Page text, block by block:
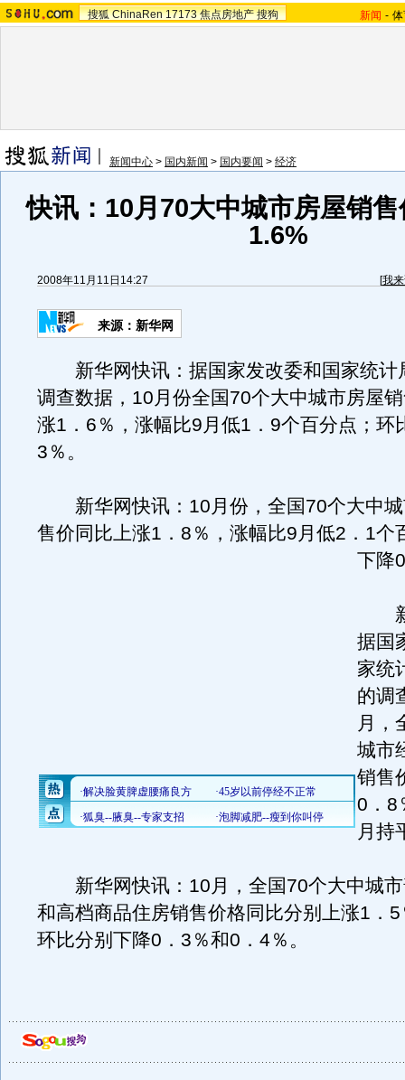
搜狐 ChinaRen 17173 焦点房地产 搜狗 新闻 -
新闻中心 > 国内新闻 > 国内要闻 > 经济
快讯：10月70大中城市房屋销
1.6%
2008年11月11日14:27 [我
来源：新华网
新华网快讯：据国家发改委和国家统计
调查数据，10月份全国70个大中城市房屋
涨1．6％，涨幅比9月低1．9个百分点；环
3％。
新华网快讯：10月份，全国70个大中城
售价同比上涨1．8％，涨幅比9月低2．1个
下降
新
据国
家统
的调
月，
城市
销售
0．8
月持
新华网快讯：10月，全国70个大中城市
和高档商品住房销售价格同比分别上涨1．
环比分别下降0．3％和0．4％。